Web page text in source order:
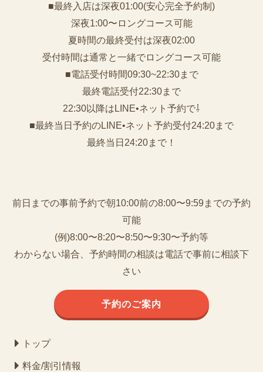
■最終入店は深夜01:00(安心完全予約制)
深夜1:00〜ロングコース可能
夏時間の最終受付は深夜02:00
受付時間は通常と一緒でロングコース可能
■電話受付時間09:30~22:30まで
️最終電話受付22:30まで
22:30以降はLINE•ネット予約で⇩
■最終当日予約のLINE•ネット予約受付24:20まで
最終当日24:20まで！
前日までの事前予約で朝10:00前の8:00〜9:59までの予約
可能
(例)8:00〜8:20〜8:50〜9:30〜予約等
わからない場合、予約時間の相談は電話で事前に相談下
さい
予約のご案内
トップ
料金/割引情報